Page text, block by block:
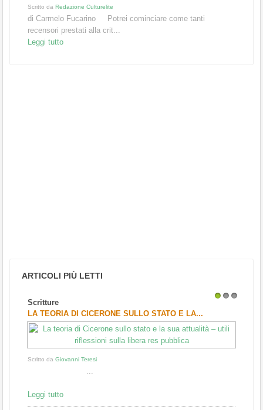
Scritto da Redazione Culturelite
di Carmelo Fucarino Potrei cominciare come tanti
recensori prestati alla crit...
Leggi tutto
ARTICOLI PIÙ LETTI
Scritture
LA TEORIA DI CICERONE SULLO STATO E LA...
Scritto da Giovanni Teresi
...
Leggi tutto